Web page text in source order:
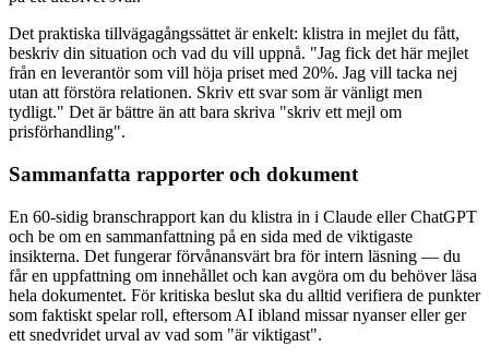
Det praktiska tillvägagångssättet är enkelt: klistra in mejlet du fått,
beskriv din situation och vad du vill uppnå. "Jag fick det här mejlet
från en leverantör som vill höja priset med 20%. Jag vill tacka nej
utan att förstöra relationen. Skriv ett svar som är vänligt men
tydligt." Det är bättre än att bara skriva "skriv ett mejl om
prisförhandling".
Sammanfatta rapporter och dokument
En 60-sidig branschrapport kan du klistra in i Claude eller ChatGPT
och be om en sammanfattning på en sida med de viktigaste
insikterna. Det fungerar förvånansvärt bra för intern läsning — du
får en uppfattning om innehållet och kan avgöra om du behöver läsa
hela dokumentet. För kritiska beslut ska du alltid verifiera de punkter
som faktiskt spelar roll, eftersom AI ibland missar nyanser eller ger
ett snedvridet urval av vad som "är viktigast".